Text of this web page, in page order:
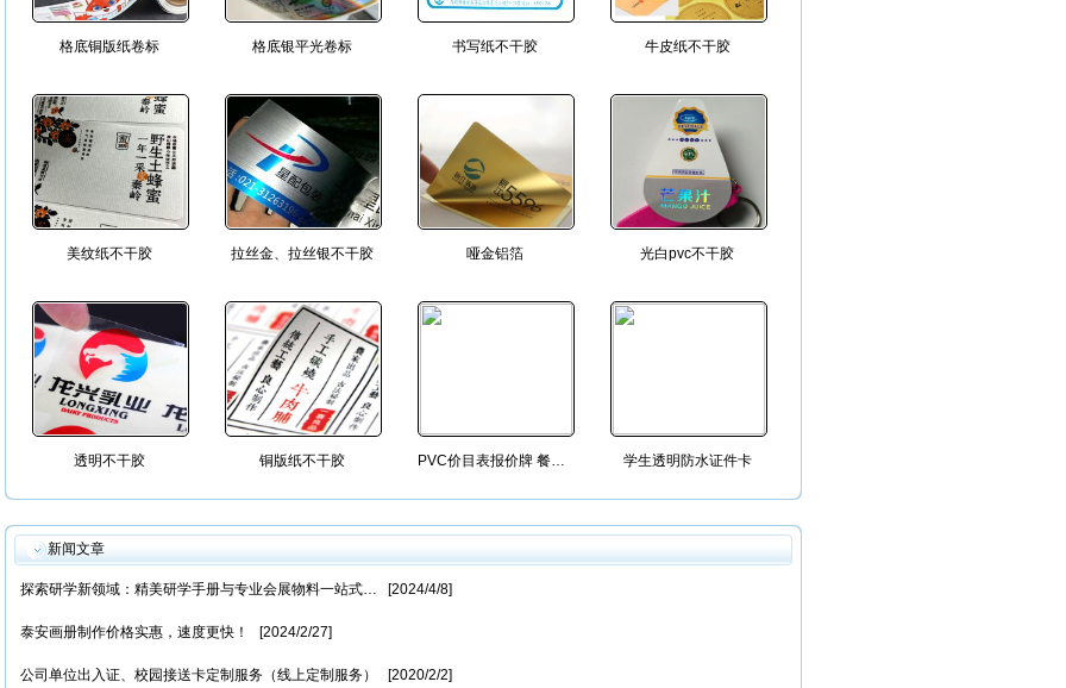
格底铜版纸卷标 格底银平光卷标 书写纸不干胶 牛皮纸不干胶
美纹纸不干胶 拉丝金、拉丝银不干胶 哑金铝箔 光白pvc不干胶
透明不干胶 铜版纸不干胶 PVC价目表报价牌 餐单餐牌菜谱 PVC菜单 学生透明防水证件卡
新闻文章
探索研学新领域：精美研学手册与专业会展物料一站式… [2024/4/8]
泰安画册制作价格实惠，速度更快！ [2024/2/27]
公司单位出入证、校园接送卡定制服务（线上定制服务） [2020/2/2]